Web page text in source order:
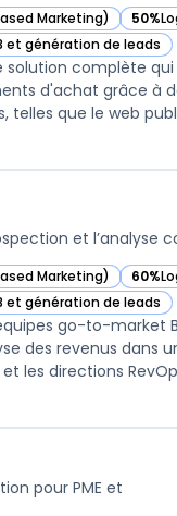
Marketing)
cette catégorie 50%
— voir
et génération de leads
cette catégorie
solution complète
d'achat grâce à
telles que le web
et l’analyse
Marketing) 60%
— voir
et génération de leads
go-to-market
des revenus
les directions
pour PME et